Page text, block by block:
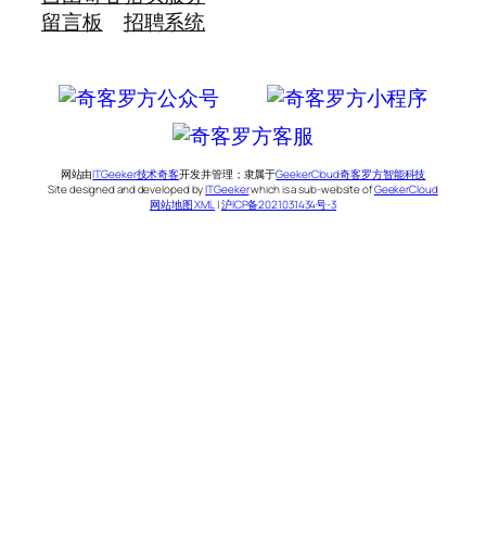
留言板
招聘系统
网站由ITGeeker技术奇客开发并管理；隶属于GeekerCloud奇客罗方智能科技
Site designed and developed byITGeekerwhich is a sub-website ofGeekerCloud
网站地图 XML |沪ICP备2021031434号-3